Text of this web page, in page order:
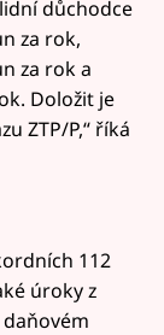
důchodce
za rok,
za rok a
Doložit je
ZTP/P,“ říká
112
úroky z